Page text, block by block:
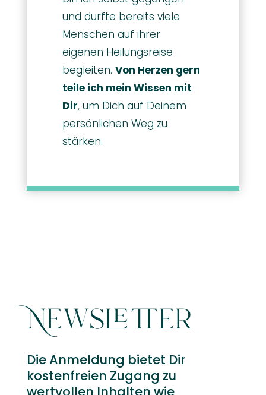
und durfte bereits viele
Menschen auf ihrer
eigenen Heilungsreise
begleiten. Von Herzen gern
teile ich mein Wissen mit
Dir, um Dich auf Deinem
persönlichen Weg zu
stärken.
Newsletter
Die Anmeldung bietet Dir
kostenfreien Zugang zu